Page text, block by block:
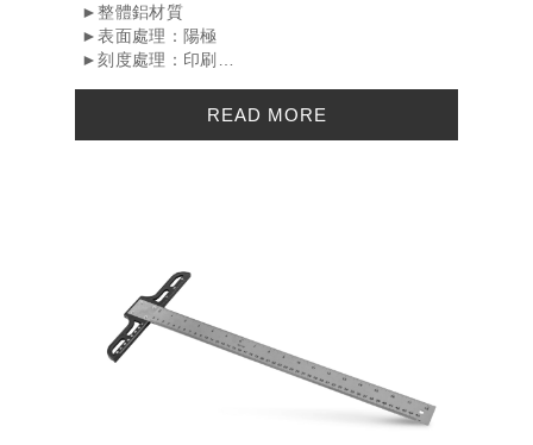
►整體鋁材質
►表面處理：陽極
►刻度處理：印刷
accuracy and durability....
READ MORE